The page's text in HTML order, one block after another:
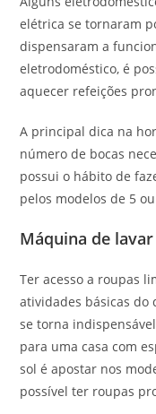
elétrica se tornaram
dispensaram a
eletrodoméstico, é
aquecer refeições
A principal dica na
número de bocas
possui o hábito de
pelos modelos de 5
Máquina de lavar
Ter acesso a roupas
atividades básicas do
se torna
para uma casa com
sol é apostar nos
possível ter roupas